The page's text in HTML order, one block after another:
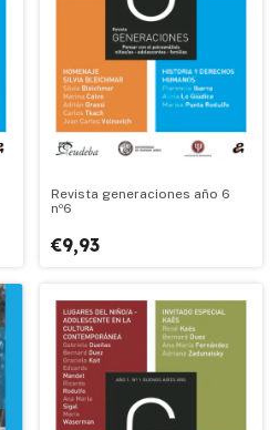
Revista generaciones año 6
nº6
€9,93